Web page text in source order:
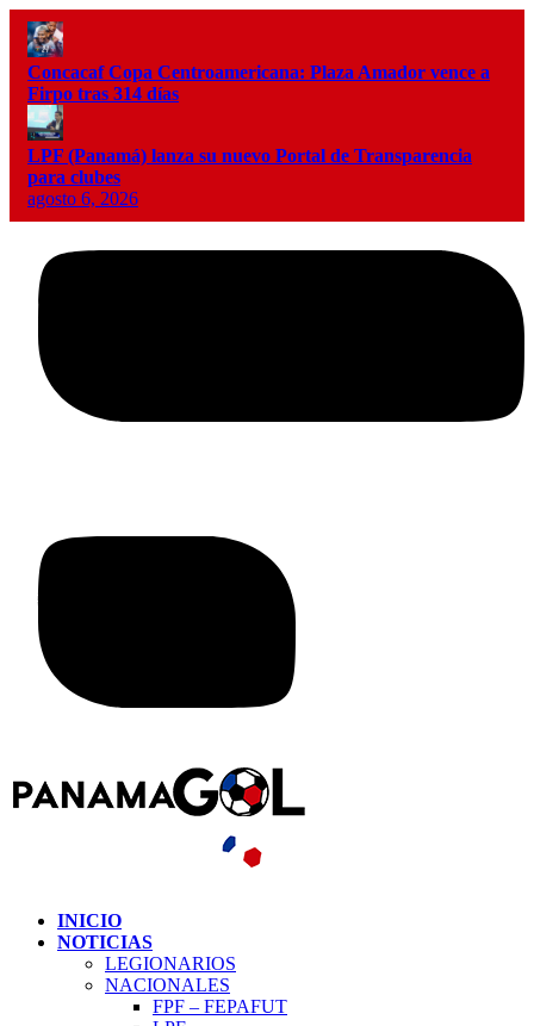
Concacaf Copa Centroamericana: Plaza Amador vence a
Firpo tras 314 días
LPF (Panamá) lanza su nuevo Portal de Transparencia
para clubes
agosto 6, 2026
INICIO
NOTICIAS
LEGIONARIOS
NACIONALES
FPF – FEPAFUT